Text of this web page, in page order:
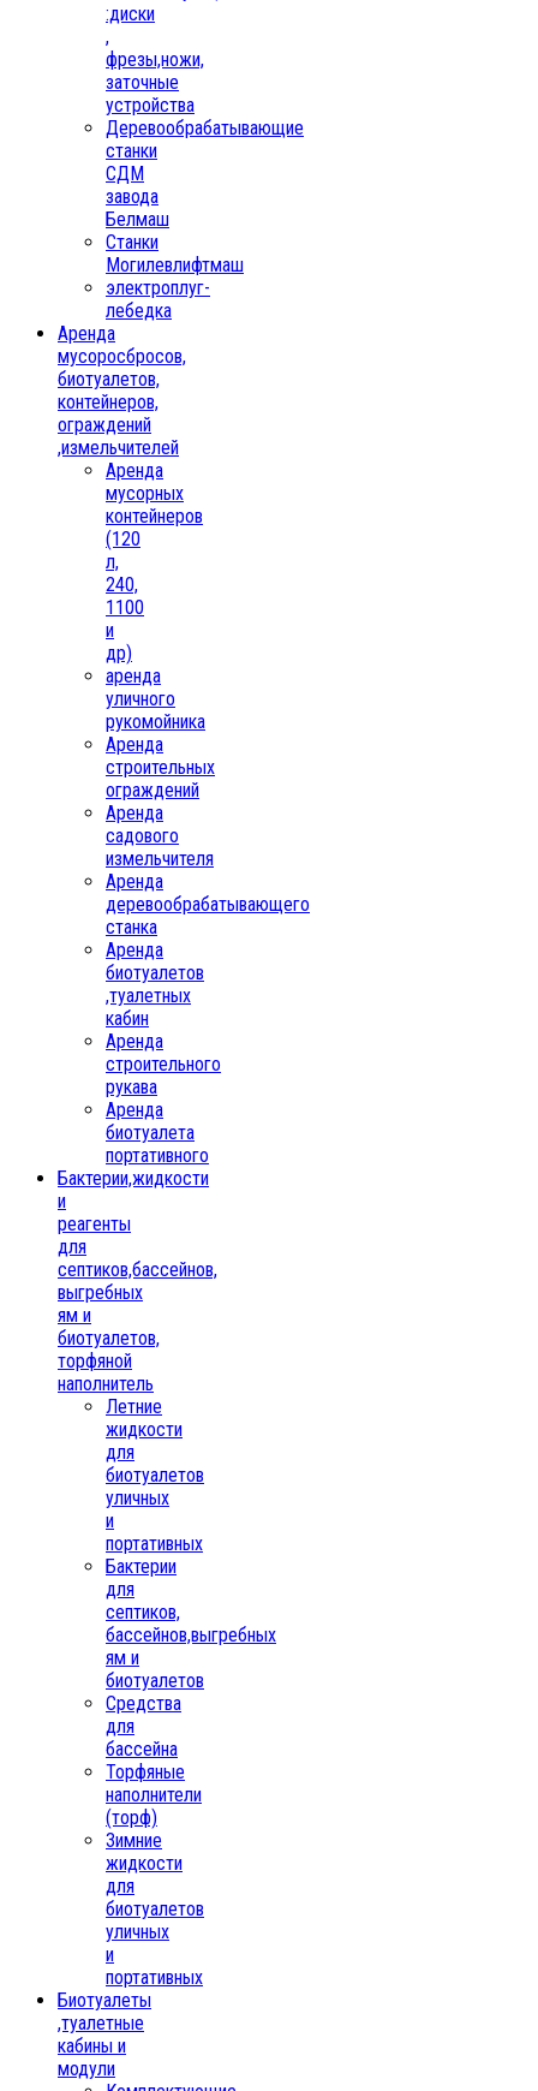
:диски
,
фрезы,ножи,
заточные
устройства
Деревообрабатывающие
станки
СДМ
завода
Белмаш
Станки
Могилевлифтмаш
электроплуг-
лебедка
Аренда
мусоросбросов,
биотуалетов,
контейнеров,
ограждений
,измельчителей
Аренда
мусорных
контейнеров
(120
л,
240,
1100
и
др)
аренда
уличного
рукомойника
Аренда
строительных
ограждений
Аренда
садового
измельчителя
Аренда
деревообрабатывающего
станка
Аренда
биотуалетов
,туалетных
кабин
Аренда
строительного
рукава
Аренда
биотуалета
портативного
Бактерии,жидкости
и
реагенты
для
септиков,бассейнов,
выгребных
ям и
биотуалетов,
торфяной
наполнитель
Летние
жидкости
для
биотуалетов
уличных
и
портативных
Бактерии
для
септиков,
бассейнов,выгребных
ям и
биотуалетов
Средства
для
бассейна
Торфяные
наполнители
(торф)
Зимние
жидкости
для
биотуалетов
уличных
и
портативных
Биотуалеты
,туалетные
кабины и
модули